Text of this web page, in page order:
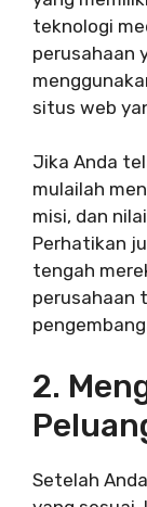
teknologi
perusahaan
situs web
Jika Anda
mulailah
misi, dan
Perhatikan
tengah
perusahaan
2.
Setelah